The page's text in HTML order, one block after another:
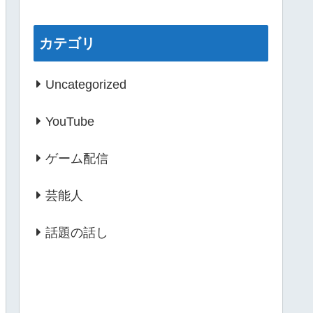
カテゴリ
Uncategorized
YouTube
ゲーム配信
芸能人
話題の話し